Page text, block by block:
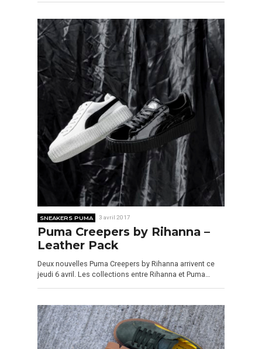
SNEAKERS PUMA 3 avril 2017
Puma Creepers by Rihanna –
Leather Pack
Deux nouvelles Puma Creepers by Rihanna arrivent ce
jeudi 6 avril. Les collections entre Rihanna et Puma…